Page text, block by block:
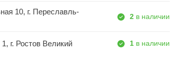
10, г. Переславль-
2 в наличии
г. Ростов Великий 1 в наличии